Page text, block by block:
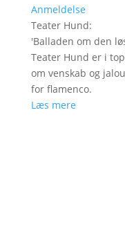
Anmeldelse
Teater Hund:
'Balladen om den
Teater Hund er i
om venskab og
for flamenco.
Læs mere